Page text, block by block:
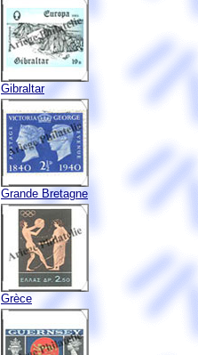
Gibraltar
Grande Bretagne
Grèce